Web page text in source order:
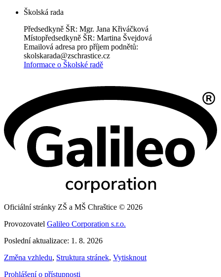
Školská rada
Předsedkyně ŠR: Mgr. Jana Křiváčková
Místopředsedkyně ŠR: Martina Švejdová
Emailová adresa pro příjem podnětů:
skolskarada@zschrastice.cz
Informace o Školské radě
Oficiální stránky ZŠ a MŠ Chraštice © 2026
Provozovatel Galileo Corporation s.r.o.
Poslední aktualizace: 1. 8. 2026
Změna vzhledu, Struktura stránek, Vytisknout
Prohlášení o přístupnosti